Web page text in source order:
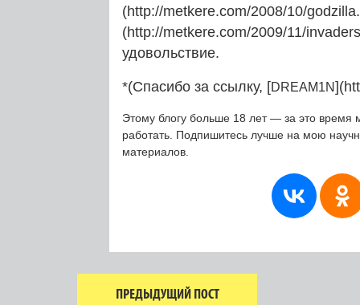
(http://metkere.com/2008/10/
(http://metkere.com/2009/11/
удовольствие.
*(Спасибо за ссылку, [DREAM1N
Этому блогу больше 18 лет — за это время
работать. Подпишитесь лучше на мою
материалов.
ПРЕДЫДУЩИЙ ПОСТ